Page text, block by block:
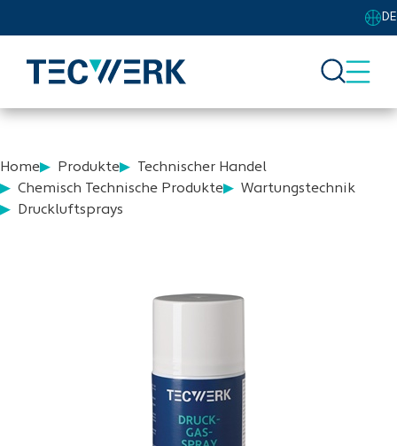
DE
Home Produkte
Technischer Handel
Chemisch Technische Produkte
Wartungstechnik
Druckluftsprays